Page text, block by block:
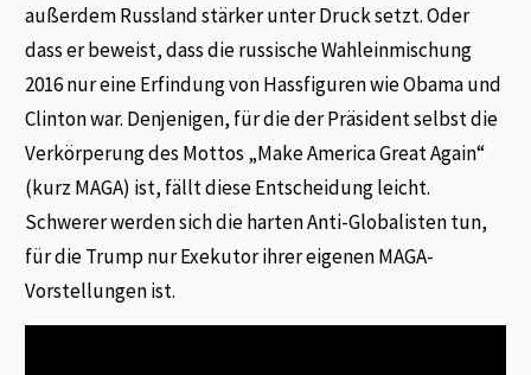
außerdem Russland stärker unter Druck setzt. Oder
dass er beweist, dass die russische Wahleinmischung
2016 nur eine Erfindung von Hassfiguren wie Obama und
Clinton war. Denjenigen, für die der Präsident selbst die
Verkörperung des Mottos „Make America Great Again“
(kurz MAGA) ist, fällt diese Entscheidung leicht.
Schwerer werden sich die harten Anti-Globalisten tun,
für die Trump nur Exekutor ihrer eigenen MAGA-
Vorstellungen ist.